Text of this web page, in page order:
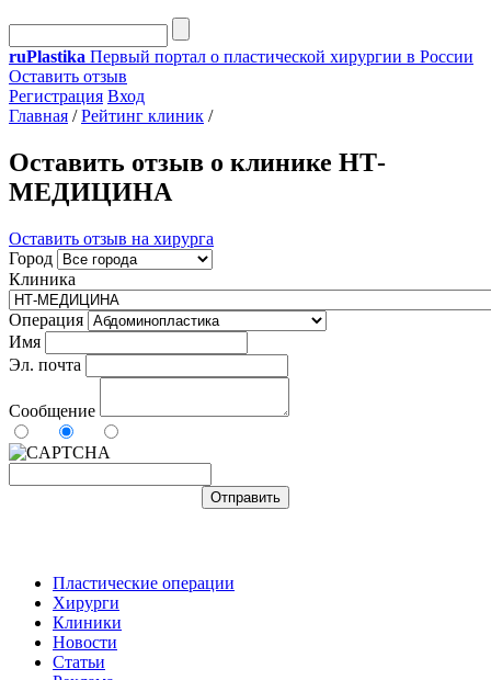
ruPlastika Первый портал о пластической хирургии в России
Оставить отзыв
Регистрация Вход
Главная / Рейтинг клиник /
Оставить отзыв о клинике НТ-
МЕДИЦИНА
Оставить отзыв на хирурга
Город
Клиника
Операция
Имя
Эл. почта
Сообщение
Пластические операции
Хирурги
Клиники
Новости
Статьи